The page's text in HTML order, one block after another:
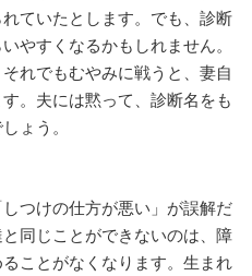
ていたとします。でも、診断
やすくなるかもしれません。
れでもむやみに戦うと、妻自
。夫には黙って、診断名をも
ょう。
つけの仕方が悪い」が誤解だ
同じことができないのは、障
ことがなくなります。生まれ